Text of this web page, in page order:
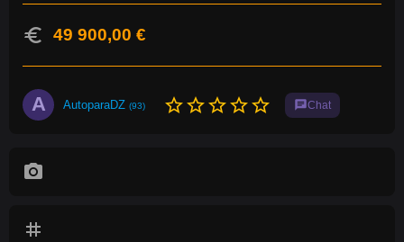
euro 49 900,00 €
A AutoparaDZ (93) star_borderstar_borderstar_borderstar_borderstar_border chatChat
photo_camera
tag